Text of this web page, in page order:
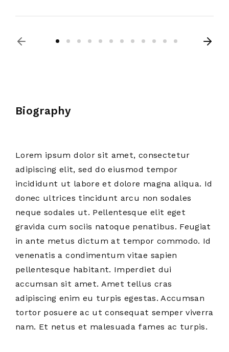
Biography
Lorem ipsum dolor sit amet, consectetur
adipiscing elit, sed do eiusmod tempor
incididunt ut labore et dolore magna aliqua. Id
donec ultrices tincidunt arcu non sodales
neque sodales ut. Pellentesque elit eget
gravida cum sociis natoque penatibus. Feugiat
in ante metus dictum at tempor commodo. Id
venenatis a condimentum vitae sapien
pellentesque habitant. Imperdiet dui
accumsan sit amet. Amet tellus cras
adipiscing enim eu turpis egestas. Accumsan
tortor posuere ac ut consequat semper viverra
nam. Et netus et malesuada fames ac turpis.